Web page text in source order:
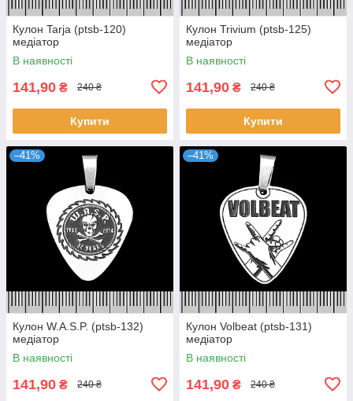
Кулон Tarja (ptsb-120)
медіатор
В наявності
141,90 ₴ 240 ₴
Купити
Кулон Trivium (ptsb-125)
медіатор
В наявності
141,90 ₴ 240 ₴
Купити
–41%
Кулон W.A.S.P. (ptsb-132)
медіатор
В наявності
141,90 ₴ 240 ₴
–41%
Кулон Volbeat (ptsb-131)
медіатор
В наявності
141,90 ₴ 240 ₴